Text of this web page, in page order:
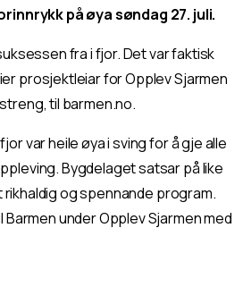
på øya søndag 27. juli.
fra i fjor. Det var faktisk
prosjektleiar for Opplev Sjarmen
til barmen.no.
var heile øya i sving for å gje alle
Bygdelaget satsar på like
rikhaldig og spennande program.
under Opplev Sjarmen med